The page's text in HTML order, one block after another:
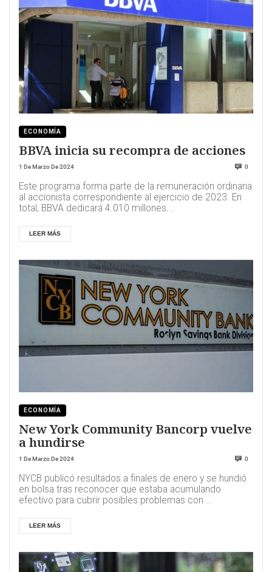
ECONOMÍA
BBVA inicia su recompra de acciones
1 De Marzo De 2024 0
Este programa forma parte de la remuneración ordinaria
al accionista correspondiente al ejercicio de 2023. En
total, BBVA dedicará 4.010 millones...
LEER MÁS
ECONOMÍA
New York Community Bancorp vuelve
a hundirse
1 De Marzo De 2024 0
NYCB publicó resultados a finales de enero y se hundió
en bolsa tras reconocer que estaba acumulando
efectivo para cubrir posibles problemas con ...
LEER MÁS